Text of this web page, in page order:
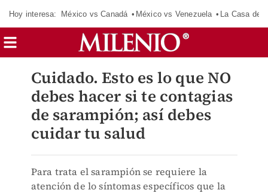
Hoy interesa: México vs Canadá México vs Venezuela La Casa de
Cuidado. Esto es lo que NO
debes hacer si te contagias
de sarampión; así debes
cuidar tu salud
Para trata el sarampión se requiere la
atención de lo síntomas específicos que la